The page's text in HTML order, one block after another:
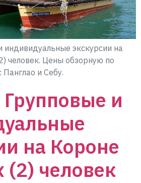
экскурсии на
человек. Цены обзорную по
и Себу.
и
на Короне
(2) человек